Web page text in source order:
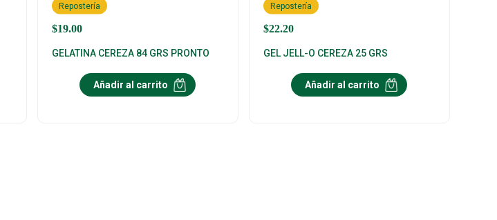
$19.00
Repostería
GELATINA CEREZA 84 GRS PRONTO
Añadir al carrito
$22.20
Repostería
GEL JELL-O CEREZA 25 GRS
Añadir al carrito